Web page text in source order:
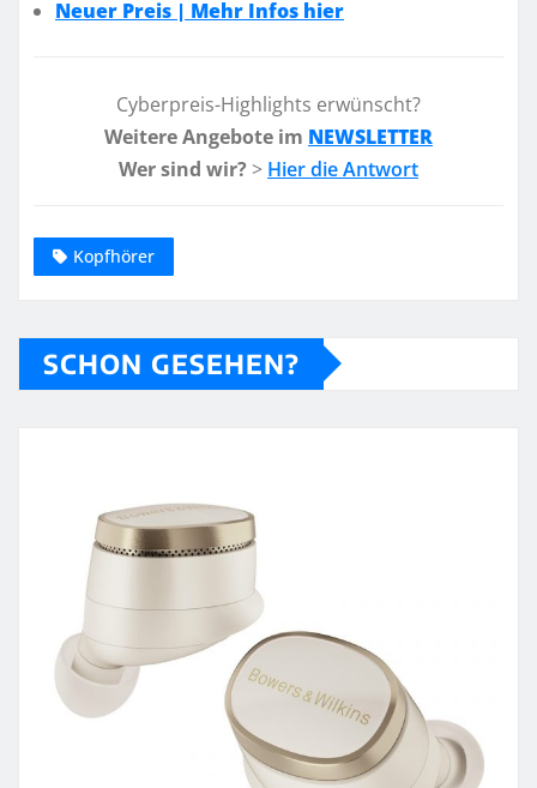
Neuer Preis | Mehr Infos hier
Cyberpreis-Highlights erwünscht?
Weitere Angebote im NEWSLETTER
Wer sind wir? > Hier die Antwort
Kopfhörer
SCHON GESEHEN?